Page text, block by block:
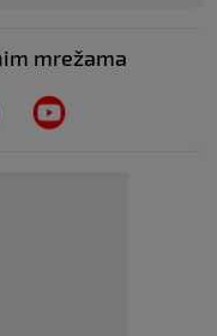
mrežama